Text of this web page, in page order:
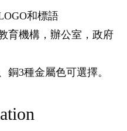
和標語
育機構，辦公室，政府
銅3種金屬色可選擇。